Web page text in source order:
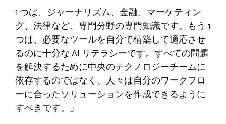
1 つは、ジャーナリズム、金融、マーケティン
グ、法律など、専門分野の専門知識です。もう 1
つは、必要なツールを自分で構築して適応させ
るのに十分な AI リテラシーです。すべての問題
を解決するために中央のテクノロジーチームに
依存するのではなく、人々は自分のワークフロ
ーに合ったソリューションを作成できるように
すべきです。」